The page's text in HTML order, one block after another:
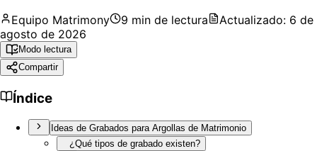
Equipo Matrimony 9 min de lectura Actualizado: 6 de
agosto de 2026
Modo lectura
Compartir
Índice
Ideas de Grabados para Argollas de Matrimonio
¿Qué tipos de grabado existen?